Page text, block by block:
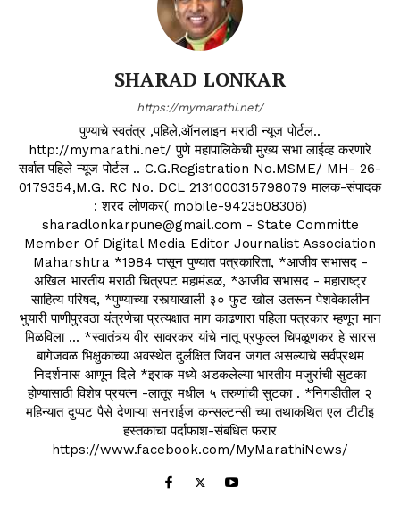
SHARAD LONKAR
https://mymarathi.net/
पुण्याचे स्वतंत्र ,पहिले,ऑनलाइन मराठी न्यूज पोर्टल..
http://mymarathi.net/ पुणे महापालिकेची मुख्य सभा लाईव्ह करणारे
सर्वात पहिले न्यूज पोर्टल .. C.G.Registration No.MSME/ MH- 26-
0179354,M.G. RC No. DCL 2131000315798079 मालक-संपादक
: शरद लोणकर( mobile-9423508306)
sharadlonkarpune@gmail.com - State Committe
Member Of Digital Media Editor Journalist Association
Maharshtra *1984 पासून पुण्यात पत्रकारिता, *आजीव सभासद -
अखिल भारतीय मराठी चित्रपट महामंडळ, *आजीव सभासद - महाराष्ट्र
साहित्य परिषद, *पुण्याच्या रस्त्याखाली ३० फुट खोल उतरून पेशवेकालीन
भुयारी पाणीपुरवठा यंत्रणेचा प्रत्यक्षात माग काढणारा पहिला पत्रकार म्हणून मान
मिळविला ... *स्वातंत्र्य वीर सावरकर यांचे नातू प्रफुल्ल चिपळूणकर हे सारस
बागेजवळ भिक्षुकाच्या अवस्थेत दुर्लक्षित जिवन जगत असल्याचे सर्वप्रथम
निदर्शनास आणून दिले *इराक मध्ये अडकलेल्या भारतीय मजुरांची सुटका
होण्यासाठी विशेष प्रयत्न -लातूर मधील ५ तरुणांची सुटका . *निगडीतील २
महिन्यात दुप्पट पैसे देणाऱ्या सनराईज कन्सल्टन्सी च्या तथाकथित एल टीटीइ
हस्तकाचा पर्दाफाश-संबधित फरार
https://www.facebook.com/MyMarathiNews/